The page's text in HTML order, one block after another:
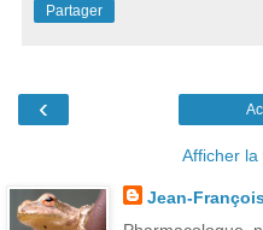
Partager
‹
Afficher la
Jean-